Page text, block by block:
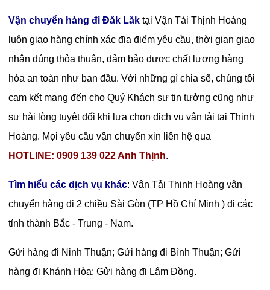
Vận chuyển hàng đi Đăk Lăk tại Vận Tải Thịnh Hoàng
luôn giao hàng chính xác địa điểm yêu cầu, thời gian giao
nhận đúng thỏa thuận, đảm bảo được chất lượng hàng
hóa an toàn như ban đầu. Với những gì chia sẽ, chúng tôi
cam kết mang đến cho Quý Khách sự tin tưởng cũng như
sự hài lòng tuyệt đối khi lưa chọn dịch vụ vận tải tại Thịnh
Hoàng. Mọi yêu cầu vận chuyển xin liên hệ qua
HOTLINE: 0909 139 022 Anh Thịnh.
Tìm hiểu các dịch vụ khác: Vận Tải Thịnh Hoàng vận
chuyển hàng đi 2 chiều Sài Gòn (TP Hồ Chí Minh ) đi các
tỉnh thành Bắc - Trung - Nam.
Gửi hàng đi Ninh Thuận;Gửi hàng đi Bình Thuận;Gửi
hàng đi Khánh Hòa;Gửi hàng đi Lâm Đồng.